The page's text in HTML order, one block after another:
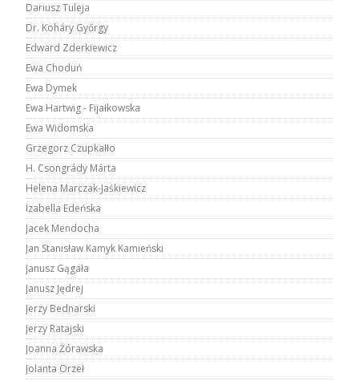
Dariusz Tuleja
Dr. Koháry Győrgy
Edward Zderkiewicz
Ewa Choduń
Ewa Dymek
Ewa Hartwig - Fijałkowska
Ewa Widomska
Grzegorz Czupkałło
H. Csongrády Márta
Helena Marczak-Jaśkiewicz
Izabella Edeńska
Jacek Mendocha
Jan Stanisław Kamyk Kamieński
Janusz Gągała
Janusz Jędrej
Jerzy Bednarski
Jerzy Ratajski
Joanna Żórawska
Jolanta Orzeł